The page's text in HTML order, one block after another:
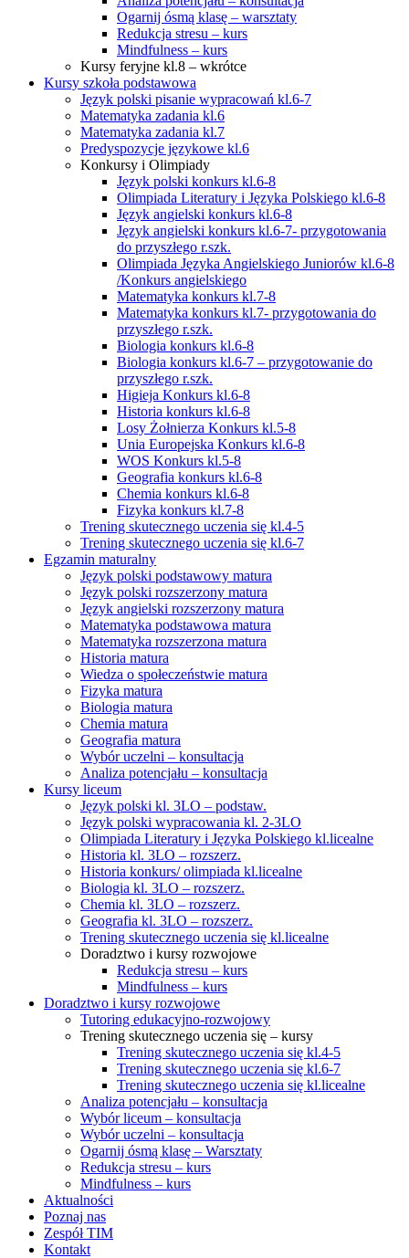
Ogarnij ósmą klasę – warsztaty
Redukcja stresu – kurs
Mindfulness – kurs
Kursy feryjne kl.8 – wkrótce
Kursy szkoła podstawowa
Język polski pisanie wypracowań kl.6-7
Matematyka zadania kl.6
Matematyka zadania kl.7
Predyspozycje językowe kl.6
Konkursy i Olimpiady
Język polski konkurs kl.6-8
Olimpiada Literatury i Języka Polskiego kl.6-8
Język angielski konkurs kl.6-8
Język angielski konkurs kl.6-7- przygotowania
do przyszłego r.szk.
Olimpiada Języka Angielskiego Juniorów kl.6-8
/Konkurs angielskiego
Matematyka konkurs kl.7-8
Matematyka konkurs kl.7- przygotowania do
przyszłego r.szk.
Biologia konkurs kl.6-8
Biologia konkurs kl.6-7 – przygotowanie do
przyszłego r.szk.
Higieja Konkurs kl.6-8
Historia konkurs kl.6-8
Losy Żołnierza Konkurs kl.5-8
Unia Europejska Konkurs kl.6-8
WOS Konkurs kl.5-8
Geografia konkurs kl.6-8
Chemia konkurs kl.6-8
Fizyka konkurs kl.7-8
Trening skutecznego uczenia się kl.4-5
Trening skutecznego uczenia się kl.6-7
Egzamin maturalny
Język polski podstawowy matura
Język polski rozszerzony matura
Język angielski rozszerzony matura
Matematyka podstawowa matura
Matematyka rozszerzona matura
Historia matura
Wiedza o społeczeństwie matura
Fizyka matura
Biologia matura
Chemia matura
Geografia matura
Wybór uczelni – konsultacja
Analiza potencjału – konsultacja
Kursy liceum
Język polski kl. 3LO – podstaw.
Język polski wypracowania kl. 2-3LO
Olimpiada Literatury i Języka Polskiego kl.licealne
Historia kl. 3LO – rozszerz.
Historia konkurs/ olimpiada kl.licealne
Biologia kl. 3LO – rozszerz.
Chemia kl. 3LO – rozszerz.
Geografia kl. 3LO – rozszerz.
Trening skutecznego uczenia się kl.licealne
Doradztwo i kursy rozwojowe
Redukcja stresu – kurs
Mindfulness – kurs
Doradztwo i kursy rozwojowe
Tutoring edukacyjno-rozwojowy
Trening skutecznego uczenia się – kursy
Trening skutecznego uczenia się kl.4-5
Trening skutecznego uczenia się kl.6-7
Trening skutecznego uczenia się kl.licealne
Analiza potencjału – konsultacja
Wybór liceum – konsultacja
Wybór uczelni – konsultacja
Ogarnij ósmą klasę – Warsztaty
Redukcja stresu – kurs
Mindfulness – kurs
Aktualności
Poznaj nas
Zespół TIM
Kontakt